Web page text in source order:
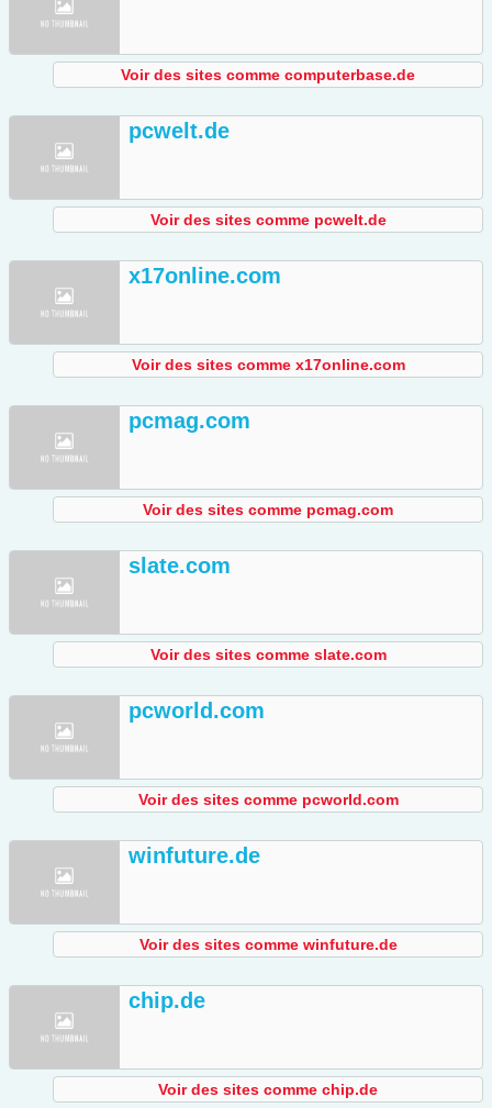
Voir des sites comme computerbase.de
pcwelt.de
Voir des sites comme pcwelt.de
x17online.com
Voir des sites comme x17online.com
pcmag.com
Voir des sites comme pcmag.com
slate.com
Voir des sites comme slate.com
pcworld.com
Voir des sites comme pcworld.com
winfuture.de
Voir des sites comme winfuture.de
chip.de
Voir des sites comme chip.de